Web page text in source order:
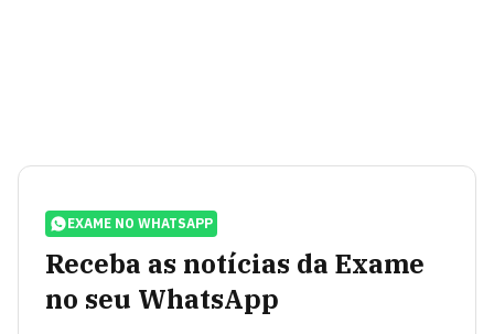
EXAME NO WHATSAPP
Receba as notícias da Exame
no seu WhatsApp